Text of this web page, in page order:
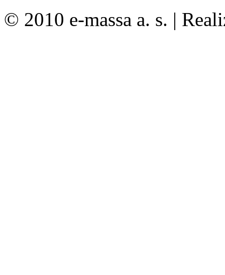
© 2010 e-massa a. s. |